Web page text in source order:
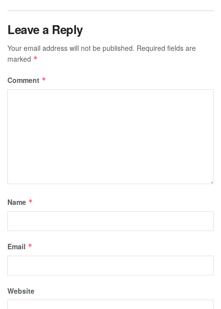
Leave a Reply
Your email address will not be published. Required fields are
marked *
Comment *
Name *
Email *
Website